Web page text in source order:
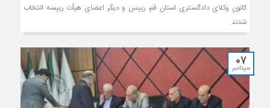
کانون وکلای دادگستری استان قم، رییس و دیگر اعضای هیأت رییسه انتخاب
شدند.
07
سپتامبر